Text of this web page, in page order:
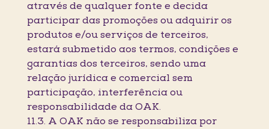
através de qualquer fonte e decida
participar das promoções ou adquirir os
produtos e/ou serviços de terceiros,
estará submetido aos termos, condições e
garantias dos terceiros, sendo uma
relação jurídica e comercial sem
participação, interferência ou
responsabilidade da OAK.
11.3. A OAK não se responsabiliza por